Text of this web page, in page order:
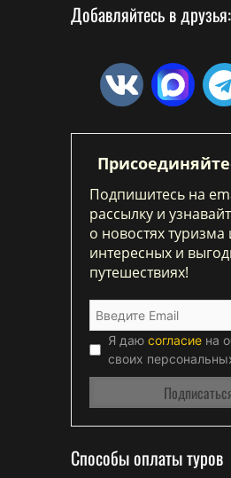
Добавляйтесь в друзья:
Подпишитесь на
рассылку и
о новостях туризма
интересных и
путешествиях!
Я даю согласие на
своих
Способы оплаты туров